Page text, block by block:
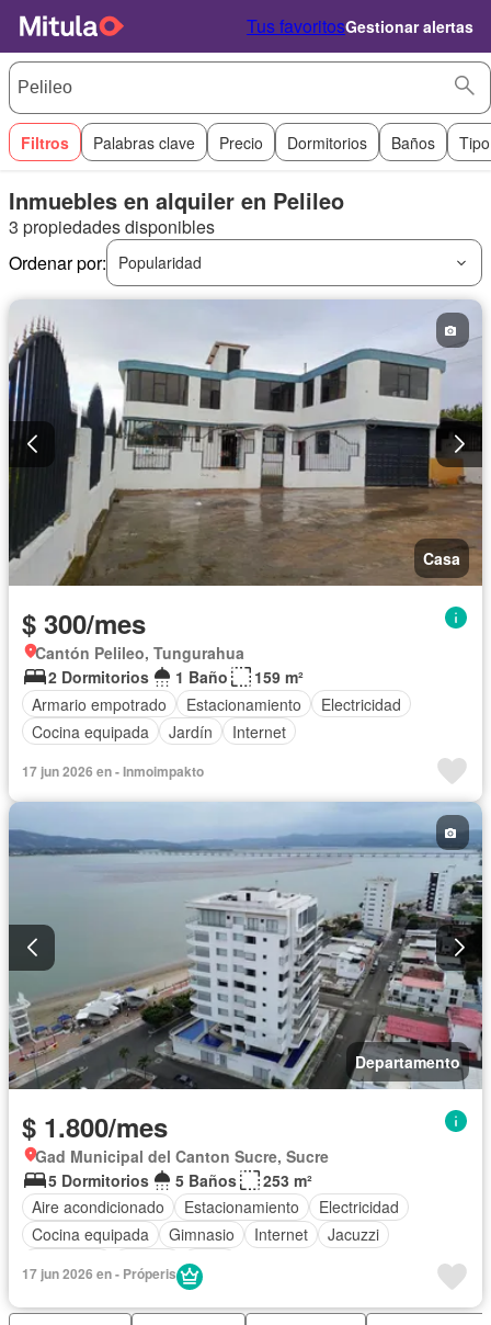
Tus favoritosGestionar alertas
Filtros Palabras clave Precio Dormitorios Baños
Inmuebles en alquiler en Pelileo
3 propiedades disponibles
Ordenar por:
Popularidad
Casa
$ 300/mes
Cantón Pelileo, Tungurahua
2 Dormitorios
1 Baño
159 m²
Armario empotrado
Estacionamiento
Electricidad
Cocina equipada
Jardín Internet
17 jun 2026 en - Inmoimpakto
Departamento
$ 1.800/mes
Gad Municipal del Canton Sucre, Sucre
5 Dormitorios
5 Baños
253 m²
Aire acondicionado
Estacionamiento
Electricidad
Cocina equipada
Gimnasio Internet
Jacuzzi
Agua
17 jun 2026 en - Próperis